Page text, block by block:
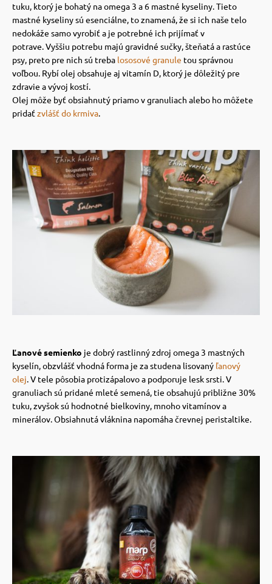
poukazy
tuku, ktorý je bohatý na omega 3 a 6 mastné kyseliny.Tieto
mastné kyseliny sú esenciálne, to znamená, že si ich naše telo
nedokáže samo vyrobiť a je potrebné ich prijímať v
potrave.Vyššiu potrebu majú gravidné sučky, šteňatá a rastúce
psy, preto pre nich sú treba lososové granule tou správnou
voľbou. Rybí olej obsahuje aj vitamín D, ktorý je dôležitý pre
zdravie a vývoj kostí.
Olej môže byť obsiahnutý priamo v granuliach alebo ho môžete
pridaťzvlášť do krmiva.
Ľanové semienko je dobrý rastlinný zdroj omega 3 mastných
kyselín, obzvlášť vhodná forma je za studena lisovaný ľanový
olej.V tele pôsobia protizápalovo a podporuje lesk srsti. V
granuliach sú pridané mleté ​​semená, tie obsahujú približne 30%
tuku, zvyšok sú hodnotné bielkoviny, mnoho vitamínov a
minerálov. Obsiahnutá vláknina napomáha črevnej peristaltike.